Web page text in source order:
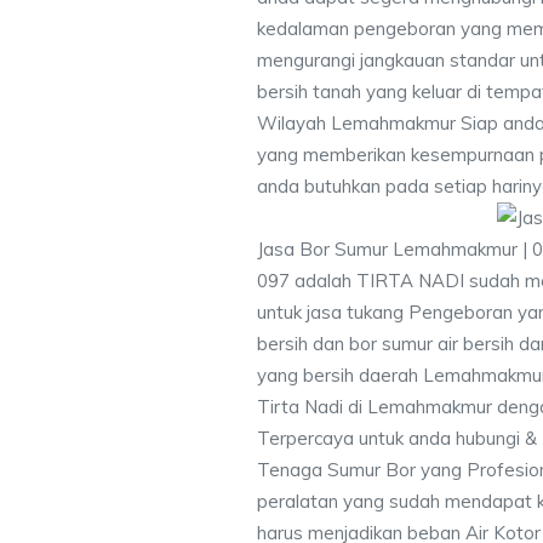
kedalaman pengeboran yang
mengurangi jangkauan standar
bersih tanah yang keluar di
Wilayah Lemahmakmur Siap
yang memberikan kesempurnaan
anda butuhkan pada setiap
Jasa Bor Sumur Lemahmakmur
097 adalah TIRTA NADI sudah
untuk jasa tukang Pengeboran
bersih dan bor sumur air bersih
yang bersih daerah
Tirta Nadi di Lemahmakmur
Terpercaya untuk anda hubungi
Tenaga Sumur Bor yang
peralatan yang sudah mendapat
harus menjadikan beban Air